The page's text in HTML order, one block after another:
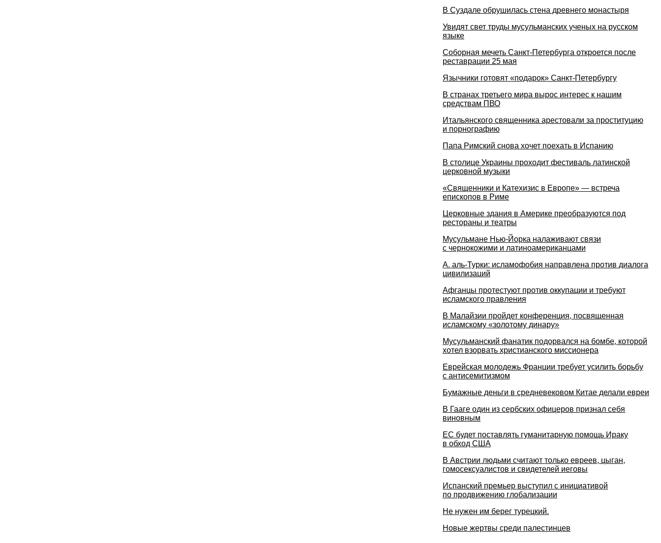
В Суздале обрушилась стена древнего монастыря
Увидят свет труды мусульманских ученых на русском
языке
Соборная мечеть Санкт-Петербурга откроется после
реставрации 25 мая
Язычники готовят «подарок» Санкт-Петербургу
В странах третьего мира вырос интерес к нашим
средствам ПВО
Итальянского священника арестовали за проституцию
и порнографию
Папа Римский снова хочет поехать в Испанию
В столице Украины проходит фестиваль латинской
церковной музыки
«Священники и Катехизис в Европе» — встреча
епископов в Риме
Церковные здания в Америке преобразуются под
рестораны и театры
Мусульмане Нью-Йорка налаживают связи
с чернокожими и латиноамериканцами
А. аль-Турки: исламофобия направлена против диалога
цивилизаций
Афганцы протестуют против оккупации и требуют
исламского правления
В Малайзии пройдет конференция, посвященная
исламскому «золотому динару»
Мусульманский фанатик подорвался на бомбе, которой
хотел взорвать христианского миссионера
Еврейская молодежь Франции требует усилить борьбу
с антисемитизмом
Бумажные деньги в средневековом Китае делали евреи
В Гааге один из сербских офицеров признал себя
виновным
ЕС будет поставлять гуманитарную помощь Ираку
в обход США
В Австрии людьми считают только евреев, цыган,
гомосексуалистов и свидетелей иеговы
Испанский премьер выступил с инициативой
по продвижению глобализации
Не нужен им берег турецкий.
Новые жертвы среди палестинцев